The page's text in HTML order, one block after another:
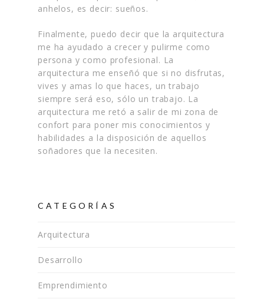
anhelos, es decir: sueños.
Finalmente, puedo decir que la arquitectura
me ha ayudado a crecer y pulirme como
persona y como profesional. La
arquitectura me enseñó que si no disfrutas,
vives y amas lo que haces, un trabajo
siempre será eso, sólo un trabajo. La
arquitectura me retó a salir de mi zona de
confort para poner mis conocimientos y
habilidades a la disposición de aquellos
soñadores que la necesiten.
CATEGORÍAS
Arquitectura
Desarrollo
Emprendimiento